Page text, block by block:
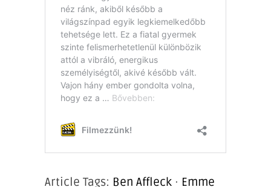
Article Tags: Ben Affleck · Emme